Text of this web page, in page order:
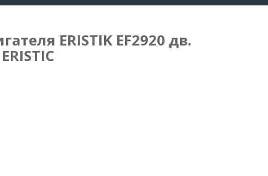
ERISTIK EF2920 дв.